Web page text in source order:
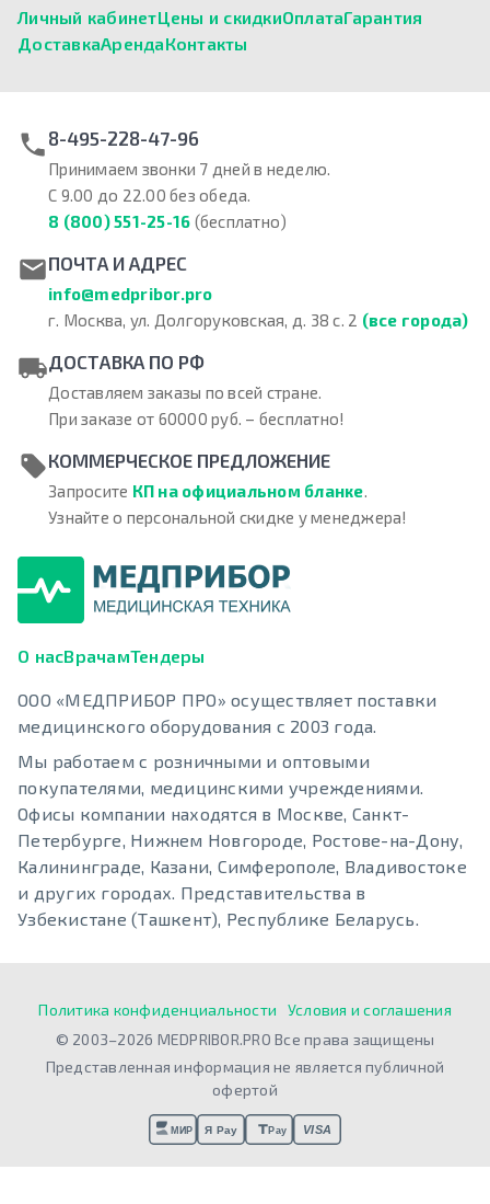
Личный кабинетЦены и скидкиОплатаГарантия
ДоставкаАрендаКонтакты
8-495-228-47-96
Принимаем звонки 7 дней в неделю.
С 9.00 до 22.00 без обеда.
8 (800) 551-25-16 (бесплатно)
ПОЧТА И АДРЕС
info@medpribor.pro
г. Москва, ул. Долгоруковская, д. 38 с. 2 (все города)
ДОСТАВКА ПО РФ
Доставляем заказы по всей стране.
При заказе от 60000 руб. – бесплатно!
КОММЕРЧЕСКОЕ ПРЕДЛОЖЕНИЕ
Запросите КП на официальном бланке.
Узнайте о персональной скидке у менеджера!
О насВрачамТендеры
ООО «МЕДПРИБОР ПРО» осуществляет поставки
медицинского оборудования с 2003 года.
Мы работаем с розничными и оптовыми
покупателями, медицинскими учреждениями.
Офисы компании находятся в Москве, Санкт-
Петербурге, Нижнем Новгороде, Ростове-на-Дону,
Калининграде, Казани, Симферополе, Владивостоке
и других городах. Представительства в
Узбекистане (Ташкент), Республике Беларусь.
Политика конфиденциальности
Условия и соглашения
© 2003–2026 MEDPRIBOR.PRO Все права защищены
Представленная информация не является публичной
офертой
МИР Я Pay Pay VISA